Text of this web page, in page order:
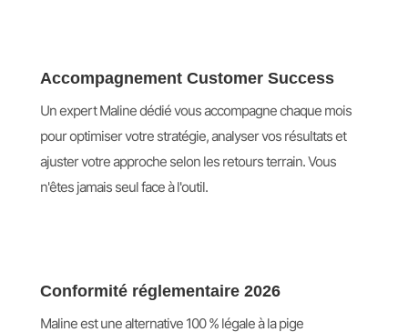
Accompagnement Customer Success
Un expert Maline dédié vous accompagne chaque mois
pour optimiser votre stratégie, analyser vos résultats et
ajuster votre approche selon les retours terrain. Vous
n'êtes jamais seul face à l'outil.
Conformité réglementaire 2026
Maline est une alternative 100 % légale à la pige